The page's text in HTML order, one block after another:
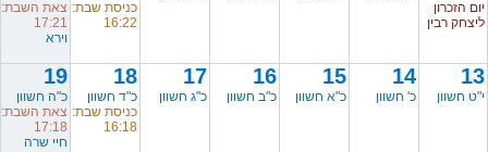
יום הזכרון
ליצחק רבין
כניסת שבת:
16:22
צאת השבת:
17:21
וירא
13
י"ט חשוון
14
כ' חשוון
15
כ"א חשוון
16
כ"ב חשוון
17
כ"ג חשוון
18
כ"ד חשוון
כניסת שבת:
16:18
19
כ"ה חשוון
צאת השבת:
17:18
חיי שרה